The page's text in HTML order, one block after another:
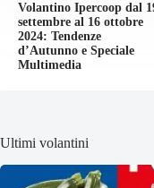
Volantino Ipercoop dal
settembre al 16 ottobre
2024: Tendenze
d’Autunno e Speciale
Multimedia
Ultimi volantini